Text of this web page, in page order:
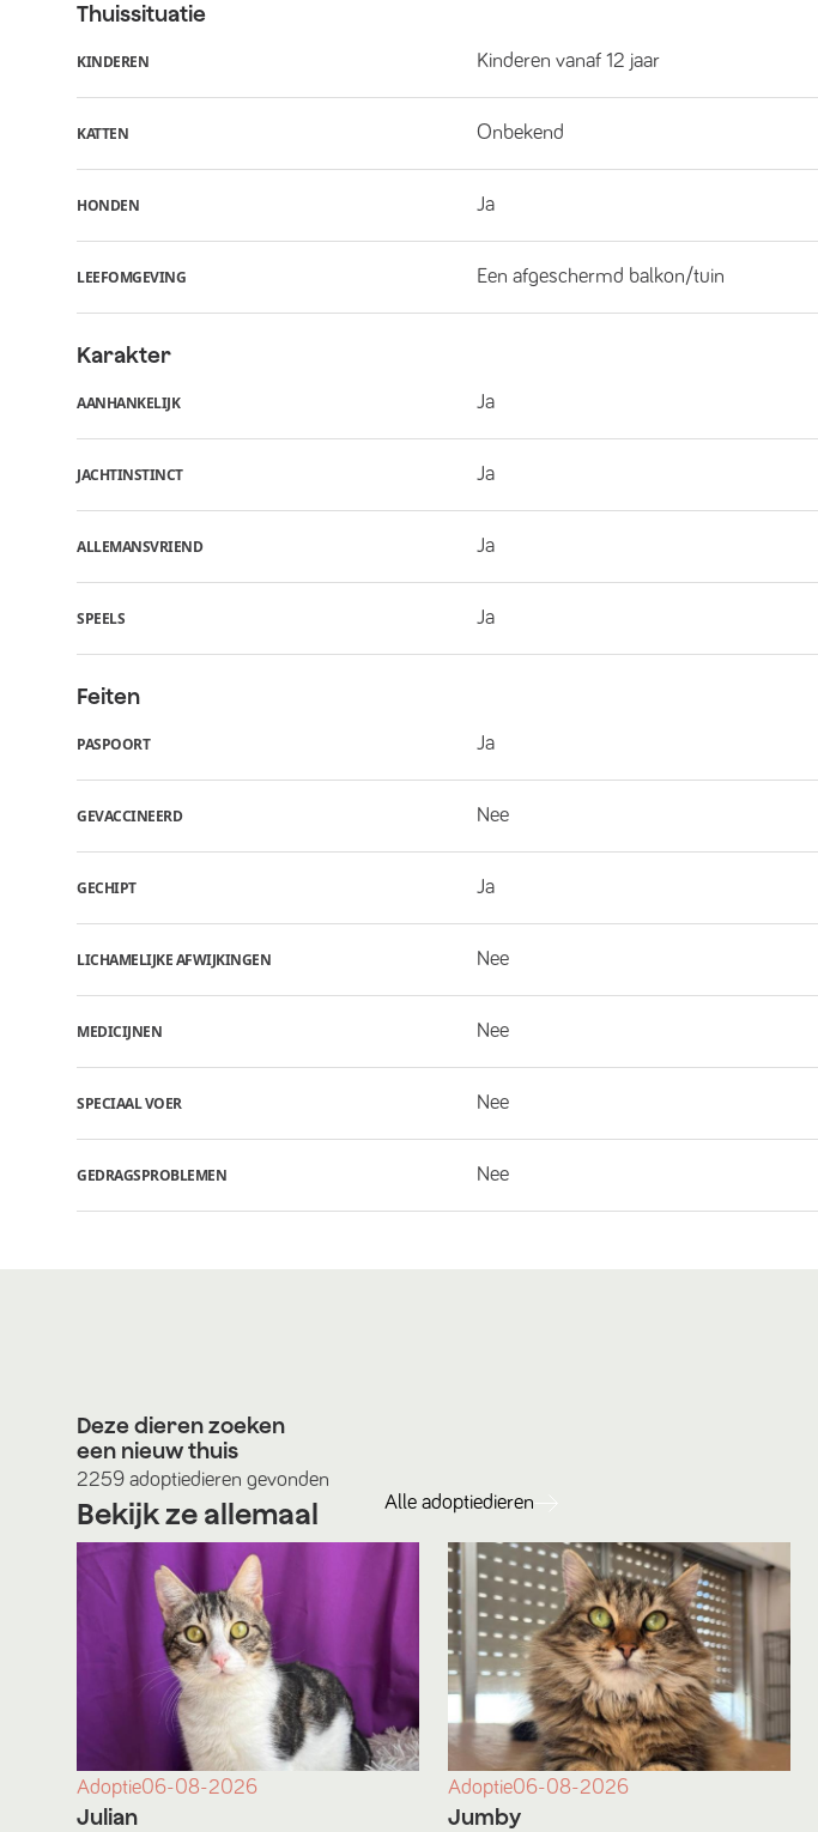
Thuissituatie
KINDEREN Kinderen vanaf 12 jaar
KATTEN Onbekend
HONDEN Ja
LEEFOMGEVING Een afgeschermd balkon/tuin
Karakter
AANHANKELIJK Ja
JACHTINSTINCT Ja
ALLEMANSVRIEND Ja
SPEELS Ja
Feiten
PASPOORT Ja
GEVACCINEERD Nee
GECHIPT Ja
LICHAMELIJKE AFWIJKINGEN Nee
MEDICIJNEN Nee
SPECIAAL VOER Nee
GEDRAGSPROBLEMEN Nee
Deze dieren zoeken
een nieuw thuis
2259 adoptiedieren gevonden
Bekijk ze allemaal Alle adoptiedieren
Adoptie06-08-2026
Julian
Adoptie06-08-2026
Jumby